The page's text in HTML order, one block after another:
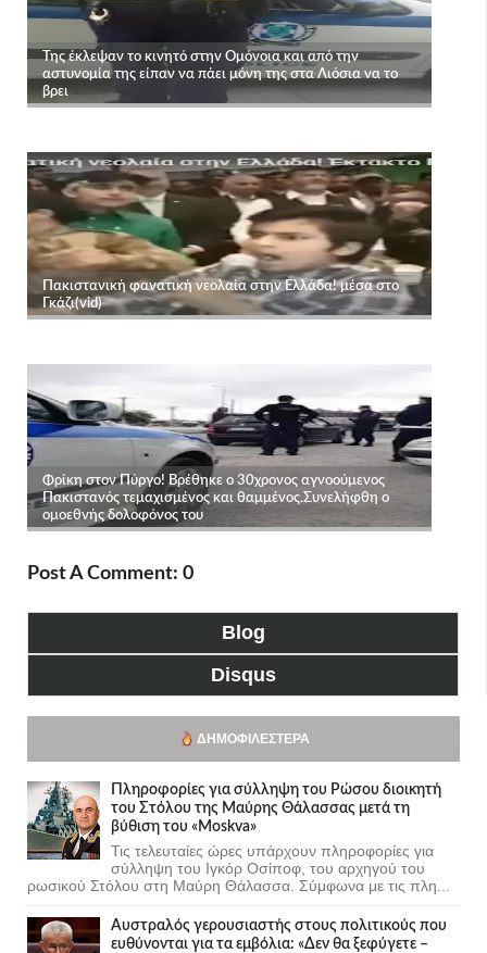
Post A Comment: 0
Blog
Disqus
ΔΗΜΟΦΙΛΈΣΤΕΡΑ
Πληροφορίες για σύλληψη του Ρώσου διοικητή
του Στόλου της Mαύρης Θάλασσας μετά τη
βύθιση του «Moskva»
Τις τελευταίες ώρες υπάρχουν πληροφορίες για
σύλληψη του Ιγκόρ Οσίποφ, του αρχηγού του
ρωσικού Στόλου στη Μαύρη Θάλασσα. Σύμφωνα με τις πλη...
Αυστραλός γερουσιαστής στους πολιτικούς που
ευθύνονται για τα εμβόλια: «Δεν θα ξεφύγετε –